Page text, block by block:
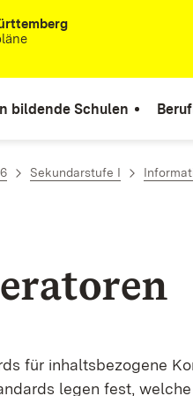
bildende Schulen
Sekundarstufe I
für in­halts­be­zo­ge­ne
le­gen fest,